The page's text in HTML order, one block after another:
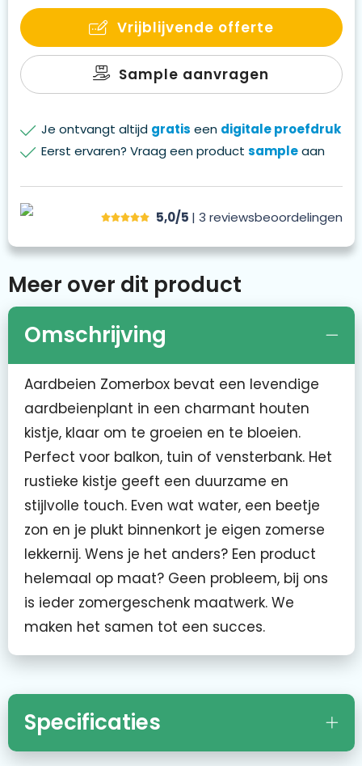
Vrijblijvende offerte
Sample aanvragen
Je ontvangt altijd gratis een digitale proefdruk
Eerst ervaren? Vraag een product sampleaan
5,0/5 | 3 reviewsbeoordelingen
Meer over dit product
Omschrijving
Aardbeien Zomerbox bevat een levendige
aardbeienplant in een charmant houten
kistje, klaar om te groeien en te bloeien.
Perfect voor balkon, tuin of vensterbank. Het
rustieke kistje geeft een duurzame en
stijlvolle touch. Even wat water, een beetje
zon en je plukt binnenkort je eigen zomerse
lekkernij. Wens je het anders? Een product
helemaal op maat? Geen probleem, bij ons
is ieder zomergeschenk maatwerk. We
maken het samen tot een succes.
Specificaties